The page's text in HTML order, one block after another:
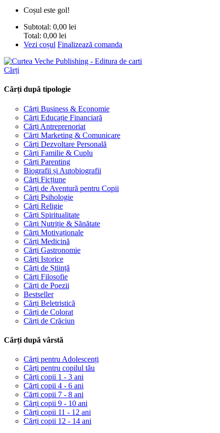
Coșul este gol!
Subtotal: 0,00 lei
Total: 0,00 lei
Vezi coșul Finalizează comanda
Cărți
Cărți după tipologie
Cărți Business & Economie
Cărți Educație Financiară
Cărți Antreprenoriat
Cărți Marketing & Comunicare
Cărți Dezvoltare Personală
Cărți Familie & Cuplu
Cărți Parenting
Biografii și Autobiografii
Cărți Ficțiune
Cărți de Aventură pentru Copii
Cărți Psihologie
Cărți Religie
Cărți Spiritualitate
Cărți Nutriție & Sănătate
Cărți Motivaționale
Cărți Medicină
Cărți Gastronomie
Cărți Istorice
Cărți de Știință
Cărți Filosofie
Cărți de Poezii
Bestseller
Cărți Beletristică
Cărți de Colorat
Cărți de Crăciun
Cărți după vârstă
Cărți pentru Adolescenți
Cărți pentru copilul tău
Cărți copii 1 - 3 ani
Cărți copii 4 - 6 ani
Cărți copii 7 - 8 ani
Cărți copii 9 - 10 ani
Cărți copii 11 - 12 ani
Cărți copii 12 - 14 ani